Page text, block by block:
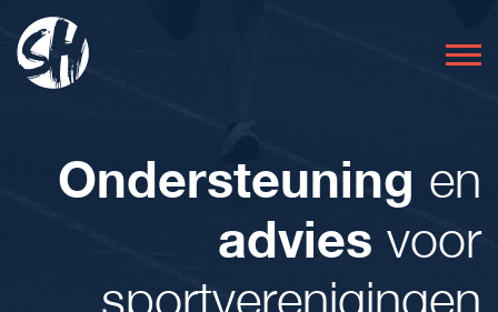
Ondersteuning en
advies voor
sportverenigingen